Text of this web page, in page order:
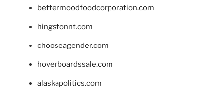
bettermoodfoodcorporation.com
hingstonnt.com
chooseagender.com
hoverboardssale.com
alaskapolitics.com